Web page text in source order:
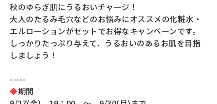
スキンケア
乾燥
全商品一覧
定期便サービスについて
秋のゆらぎ肌にうるおいチャージ！
大人のたるみ毛穴などのお悩みにオススメの化粧水・
エルローションがセットでお得なキャンペーンです。
しっかりたっぷり与えて、うるおいのあるお肌を目指
しましょう！
-----
◆期間